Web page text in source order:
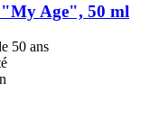
"My Age", 50 ml
50 ans